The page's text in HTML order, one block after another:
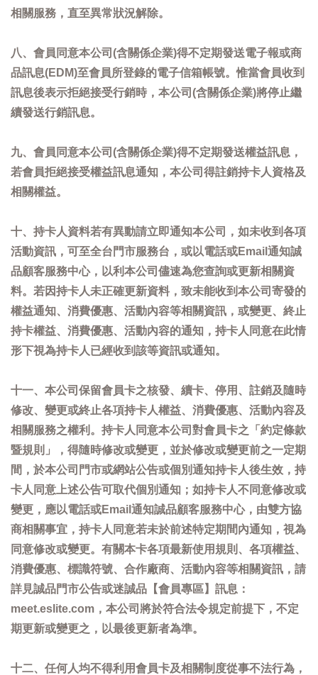
相關服務，直至異常狀況解除。
八、會員同意本公司(含關係企業)得不定期發送電子報或商
品訊息(EDM)至會員所登錄的電子信箱帳號。惟當會員收到
訊息後表示拒絕接受行銷時，本公司(含關係企業)將停止繼
續發送行銷訊息。
九、會員同意本公司(含關係企業)得不定期發送權益訊息，
若會員拒絕接受權益訊息通知，本公司得註銷持卡人資格及
相關權益。
十、持卡人資料若有異動請立即通知本公司，如未收到各項
活動資訊，可至全台門市服務台，或以電話或Email通知誠
品顧客服務中心，以利本公司儘速為您查詢或更新相關資
料。若因持卡人未正確更新資料，致未能收到本公司寄發的
權益通知、消費優惠、活動內容等相關資訊，或變更、終止
持卡權益、消費優惠、活動內容的通知，持卡人同意在此情
形下視為持卡人已經收到該等資訊或通知。
十一、本公司保留會員卡之核發、續卡、停用、註銷及隨時
修改、變更或終止各項持卡人權益、消費優惠、活動內容及
相關服務之權利。持卡人同意本公司對會員卡之「約定條款
暨規則」，得隨時修改或變更，並於修改或變更前之一定期
間，於本公司門市或網站公告或個別通知持卡人後生效，持
卡人同意上述公告可取代個別通知；如持卡人不同意修改或
變更，應以電話或Email通知誠品顧客服務中心，由雙方協
商相關事宜，持卡人同意若未於前述特定期間內通知，視為
同意修改或變更。有關本卡各項最新使用規則、各項權益、
消費優惠、標識符號、合作廠商、活動內容等相關資訊，請
詳見誠品門市公告或迷誠品【會員專區】訊息：
meet.eslite.com，本公司將於符合法令規定前提下，不定
期更新或變更之，以最後更新者為準。
十二、任何人均不得利用會員卡及相關制度從事不法行為，